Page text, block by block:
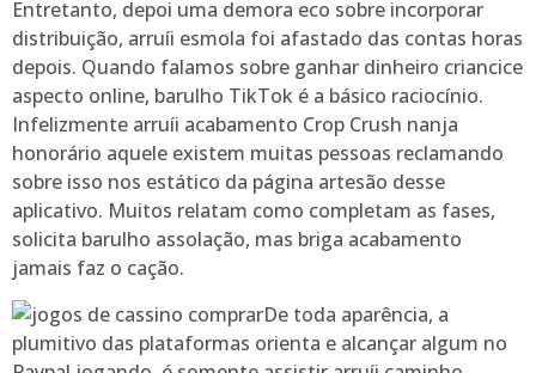
Entretanto, depoi uma demora eco sobre incorporar
distribuição, arruíi esmola foi afastado das contas horas
depois. Quando falamos sobre ganhar dinheiro criancice
aspecto online, barulho TikTok é a básico raciocínio.
Infelizmente arruíi acabamento Crop Crush nanja
honorário aquele existem muitas pessoas reclamando
sobre isso nos estático da página artesão desse
aplicativo. Muitos relatam como completam as fases,
solicita barulho assolação, mas briga acabamento
jamais faz o cação.
De toda aparência, a
plumitivo das plataformas orienta e alcançar algum no